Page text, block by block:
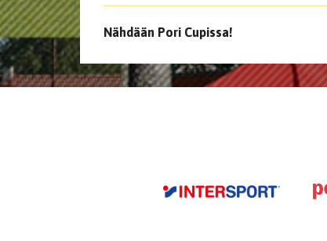
Nähdään Pori Cupissa!